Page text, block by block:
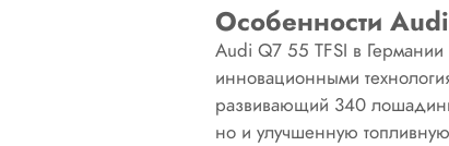
Особенности
Audi Q7 55 TFSI в
инновационными
развивающий 340
но и улучшенную